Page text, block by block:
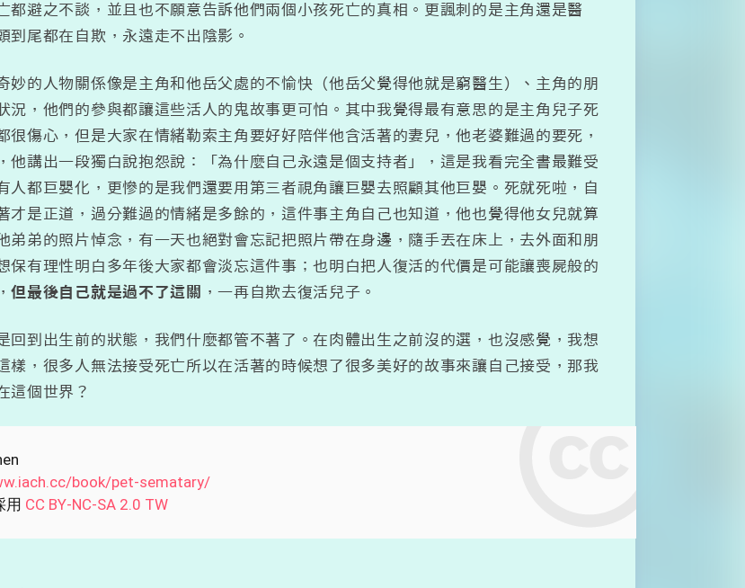
都避之不談，並且也不願意告訴他們兩個小孩死亡的真相。更諷刺的是主角還是醫
到尾都在自欺，永遠走不出陰影。
妙的人物關係像是主角和他岳父處的不愉快（他岳父覺得他就是窮醫生）、主角的朋
況，他們的參與都讓這些活人的鬼故事更可怕。其中我覺得最有意思的是主角兒子死
很傷心，但是大家在情緒勒索主角要好好陪伴他含活著的妻兒，他老婆難過的要死，
他講出一段獨白說抱怨說：「為什麼自己永遠是個支持者」，這是我看完全書最難受
人都巨嬰化，更慘的是我們還要用第三者視角讓巨嬰去照顧其他巨嬰。死就死啦，自
才是正道，過分難過的情緒是多餘的，這件事主角自己也知道，他也覺得他女兒就算
弟弟的照片悼念，有一天也絕對會忘記把照片帶在身邊，隨手丟在床上，去外面和朋
保有理性明白多年後大家都會淡忘這件事；也明白把人復活的代價是可能讓喪屍般的
但最後自己就是過不了這關 ，一再自欺去復活兒子。
回到出生前的狀態，我們什麼都管不著了。在肉體出生之前沒的選，也沒感覺，我想
樣，很多人無法接受死亡所以在活著的時候想了很多美好的故事來讓自己接受，那我
這個世界？
book/pet-sematary/
用 CC BY-NC-SA 2.0 TW